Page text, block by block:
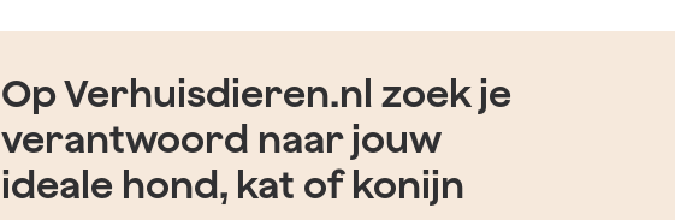
Op Verhuisdieren.nl zoek je
verantwoord naar jouw
ideale hond, kat of konijn